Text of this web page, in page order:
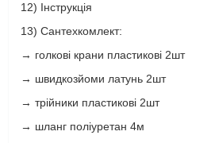
12) Інструкція
13) Сантехкомлект:
→ голкові крани пластикові 2шт
→ швидкозйоми латунь 2шт
→ трійники пластикові 2шт
→ шланг поліуретан 4м